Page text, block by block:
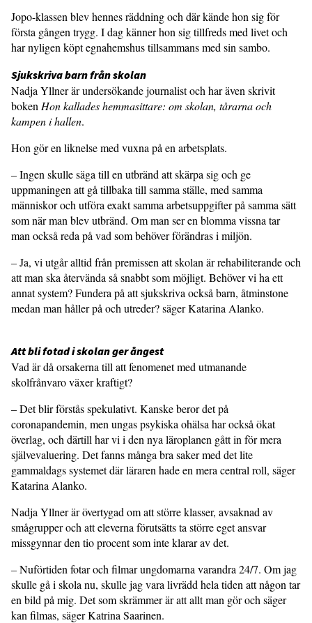
Jopo-klassen blev hennes räddning och där kände hon sig för
första gången trygg. I dag känner hon sig tillfreds med livet och
har nyligen köpt egnahemshus tillsammans med sin sambo.
Sjukskriva barn från skolan
Nadja Yllner är undersökande journalist och har även skrivit
boken Hon kallades hemmasittare: om skolan, tårarna och
kampen i hallen.
Hon gör en liknelse med vuxna på en arbetsplats.
– Ingen skulle säga till en utbränd att skärpa sig och ge
uppmaningen att gå tillbaka till samma ställe, med samma
människor och utföra exakt samma arbetsuppgifter på samma sätt
som när man blev utbränd. Om man ser en blomma vissna tar
man också reda på vad som behöver förändras i miljön.
– Ja, vi utgår alltid från premissen att skolan är rehabiliterande och
att man ska återvända så snabbt som möjligt. Behöver vi ha ett
annat system? Fundera på att sjukskriva också barn, åtminstone
medan man håller på och utreder? säger Katarina Alanko.
Att bli fotad i skolan ger ångest
Vad är då orsakerna till att fenomenet med utmanande
skolfrånvaro växer kraftigt?
– Det blir förstås spekulativt. Kanske beror det på
coronapandemin, men ungas psykiska ohälsa har också ökat
överlag, och därtill har vi i den nya läroplanen gått in för mera
självevaluering. Det fanns många bra saker med det lite
gammaldags systemet där läraren hade en mera central roll, säger
Katarina Alanko.
Nadja Yllner är övertygad om att större klasser, avsaknad av
smågrupper och att eleverna förutsätts ta större eget ansvar
missgynnar den tio procent som inte klarar av det.
– Nuförtiden fotar och filmar ungdomarna varandra 24/7. Om jag
skulle gå i skola nu, skulle jag vara livrädd hela tiden att någon tar
en bild på mig. Det som skrämmer är att allt man gör och säger
kan filmas, säger Katrina Saarinen.